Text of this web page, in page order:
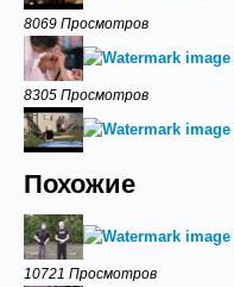
8069 Просмотров
8305 Просмотров
Похожие
10721 Просмотров